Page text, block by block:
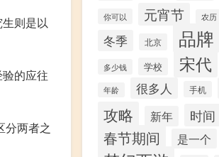
则是以
的应往
分两者之
你可以 元宵节 农历
冬季 北京 品牌
多少钱 学校 宋代
年龄 很多人 手机
攻略 新年 时间
春节期间 是一个